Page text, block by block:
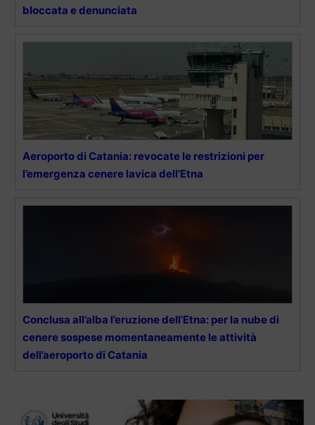
bloccata e denunciata
Aeroporto di Catania: revocate le restrizioni per
l’emergenza cenere lavica dell’Etna
Conclusa all’alba l’eruzione dell’Etna: per la nube di
cenere sospese momentaneamente le attività
dell’aeroporto di Catania